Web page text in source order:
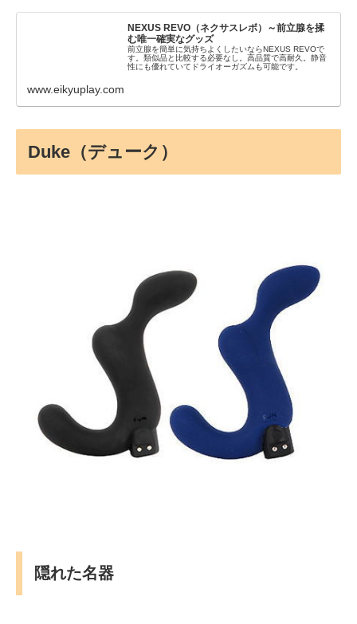
NEXUS REVO（ネクサスレボ）～前立腺を揉
む唯一確実なグッズ
前立腺を簡単に気持ちよくしたいならNEXUS REVOで
す。類似品と比較する必要なし。高品質で高耐久。静音
性にも優れていてドライオーガズムも可能です。
www.eikyuplay.com
Duke（デューク）
隠れた名器